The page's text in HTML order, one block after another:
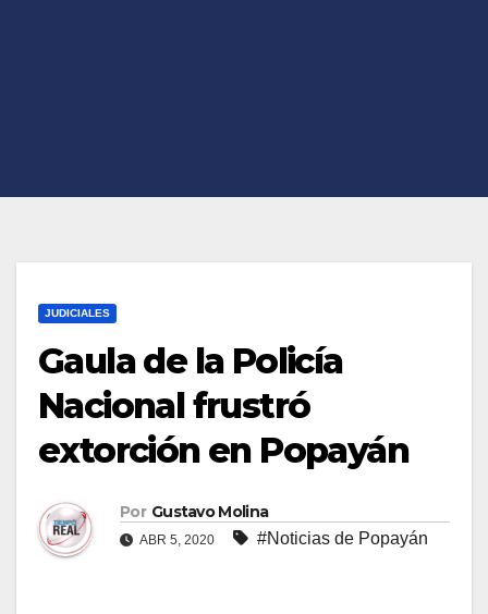
JUDICIALES
Gaula de la Policía
Nacional frustró
extorción en Popayán
Por Gustavo Molina
ABR 5, 2020 #Noticias de Popayán